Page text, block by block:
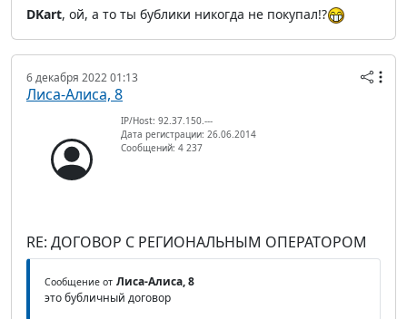
DKart, ой, а то ты бублики никогда не покупал!?
6 декабря 2022 01:13
Лиса-Алиса, 8
IP/Host: 92.37.150.---
Дата регистрации: 26.06.2014
Сообщений: 4 237
RE: ДОГОВОР С РЕГИОНАЛЬНЫМ ОПЕРАТОРОМ
Сообщение от Лиса-Алиса, 8
это бубличный договор